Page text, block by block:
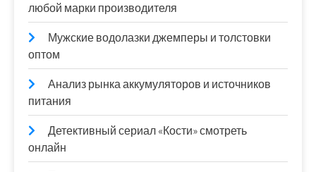
любой марки производителя
Мужские водолазки джемперы и толстовки
оптом
Анализ рынка аккумуляторов и источников
питания
Детективный сериал «Кости» смотреть
онлайн